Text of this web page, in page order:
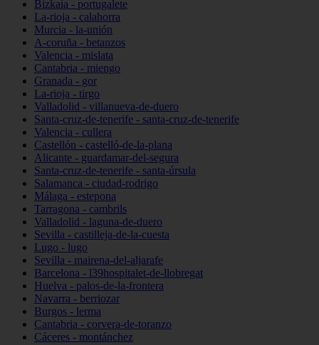
Bizkaia - portugalete
La-rioja - calahorra
Murcia - la-unión
A-coruña - betanzos
Valencia - mislata
Cantabria - miengo
Granada - gor
La-rioja - tirgo
Valladolid - villanueva-de-duero
Santa-cruz-de-tenerife - santa-cruz-de-tenerife
Valencia - cullera
Castellón - castelló-de-la-plana
Alicante - guardamar-del-segura
Santa-cruz-de-tenerife - santa-úrsula
Salamanca - ciudad-rodrigo
Málaga - estepona
Tarragona - cambrils
Valladolid - laguna-de-duero
Sevilla - castilleja-de-la-cuesta
Lugo - lugo
Sevilla - mairena-del-aljarafe
Barcelona - l39hospitalet-de-llobregat
Huelva - palos-de-la-frontera
Navarra - berriozar
Burgos - lerma
Cantabria - corvera-de-toranzo
Cáceres - montánchez